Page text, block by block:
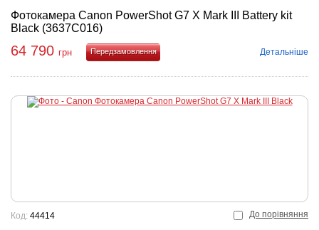
Фотокамера Canon PowerShot G7 X Mark III Battery kit
Black (3637C016)
64 790 грн
Детальніше
До порівняння
Код: 44414